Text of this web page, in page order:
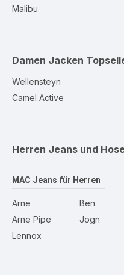
Malibu
Damen Jacken
Wellensteyn
Camel Active
Herren Jeans und
MAC Jeans für Herren
Arne
Arne Pipe
Lennox
Ben
Jogn